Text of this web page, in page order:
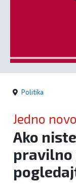
Crna
kronika
Politika
Politika
Jedno
Ako
pravilno